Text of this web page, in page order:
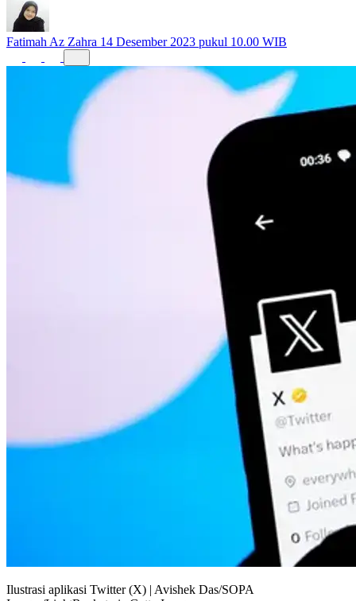
Fatimah Az Zahra 14 Desember 2023 pukul 10.00 WIB
Ilustrasi aplikasi Twitter (X) | Avishek Das/SOPA